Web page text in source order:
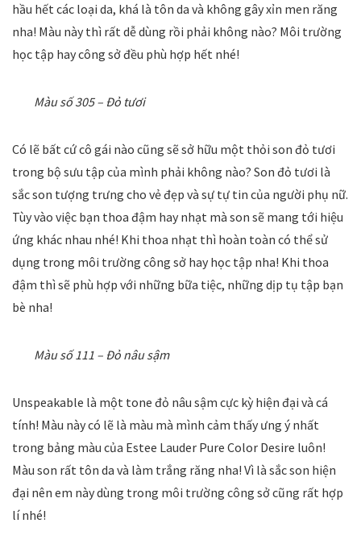
hầu hết các loại da, khá là tôn da và không gây xỉn men răng
nha! Màu này thì rất dễ dùng rồi phải không nào? Môi trường
học tập hay công sở đều phù hợp hết nhé!
Màu số 305 – Đỏ tươi
Có lẽ bất cứ cô gái nào cũng sẽ sở hữu một thỏi son đỏ tươi
trong bộ sưu tập của mình phải không nào? Son đỏ tươi là
sắc son tượng trưng cho vẻ đẹp và sự tự tin của người phụ nữ.
Tùy vào việc bạn thoa đậm hay nhạt mà son sẽ mang tới hiệu
ứng khác nhau nhé! Khi thoa nhạt thì hoàn toàn có thể sử
dụng trong môi trường công sở hay học tập nha! Khi thoa
đậm thì sẽ phù hợp với những bữa tiệc, những dịp tụ tập bạn
bè nha!
Màu số 111 – Đỏ nâu sậm
Unspeakable là một tone đỏ nâu sậm cực kỳ hiện đại và cá
tính! Màu này có lẽ là màu mà mình cảm thấy ưng ý nhất
trong bảng màu của Estee Lauder Pure Color Desire luôn!
Màu son rất tôn da và làm trắng răng nha! Vì là sắc son hiện
đại nên em này dùng trong môi trường công sở cũng rất hợp
lí nhé!